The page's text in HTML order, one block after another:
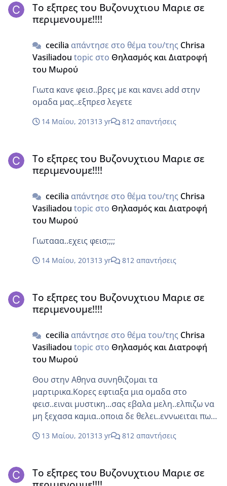
Το εξπρες του Βυζονυχτιου Μαριε σε
περιμενουμε!!!!
cecilia απάντησε στο θέμα του/της Chrisa
Vasiliadou topic στο Θηλασμός και Διατροφή
του Μωρού
Γιωτα κανε φεισ..βρες με και κανει add στην
ομαδα μας..εξπρεσ λεγετε
14 Μαίου, 201313 yr 812 απαντήσεις
Το εξπρες του Βυζονυχτιου Μαριε σε
περιμενουμε!!!!
cecilia απάντησε στο θέμα του/της Chrisa
Vasiliadou topic στο Θηλασμός και Διατροφή
του Μωρού
Γιωτααα..εχεις φεισ;;;;
14 Μαίου, 201313 yr 812 απαντήσεις
Το εξπρες του Βυζονυχτιου Μαριε σε
περιμενουμε!!!!
cecilia απάντησε στο θέμα του/της Chrisa
Vasiliadou topic στο Θηλασμός και Διατροφή
του Μωρού
Θου στην Αθηνα συνηθιζομαι τα
μαρτιρικα.Κορες εφτιαξα μια ομαδα στο
φεισ..ειναι μυστικη...σας εβαλα μελη..ελπιζω να
μη ξεχασα καμια..οποια δε θελει..εννωειται πως
13 Μαίου, 201313 yr 812 απαντήσεις
Το εξπρες του Βυζονυχτιου Μαριε σε